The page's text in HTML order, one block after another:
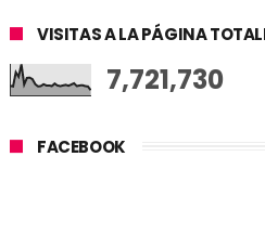
VISITAS A LA PÁGINA
7,721,730
FACEBOOK